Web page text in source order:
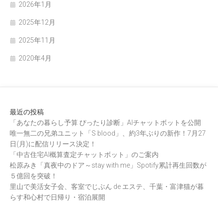
2026年1月
2025年12月
2025年11月
2020年4月
最近の投稿
「あなたの暮らし予算 ぴったり診断」AIチャットボットを公開
唯一無二の兄弟ユニット「S blood」、約3年ぶりの新作！7月27
日(月)に配信リリース決定！
「中古住宅AI概算査定チャットボット」のご案内
松原みき「真夜中のドア～stay with me」Spotify累計再生回数が
５億回を突破！
里山で美活女子会、客室でじぶん de エステ、千葉・富津猫が暮
らす和心村で日帰り・宿泊展開